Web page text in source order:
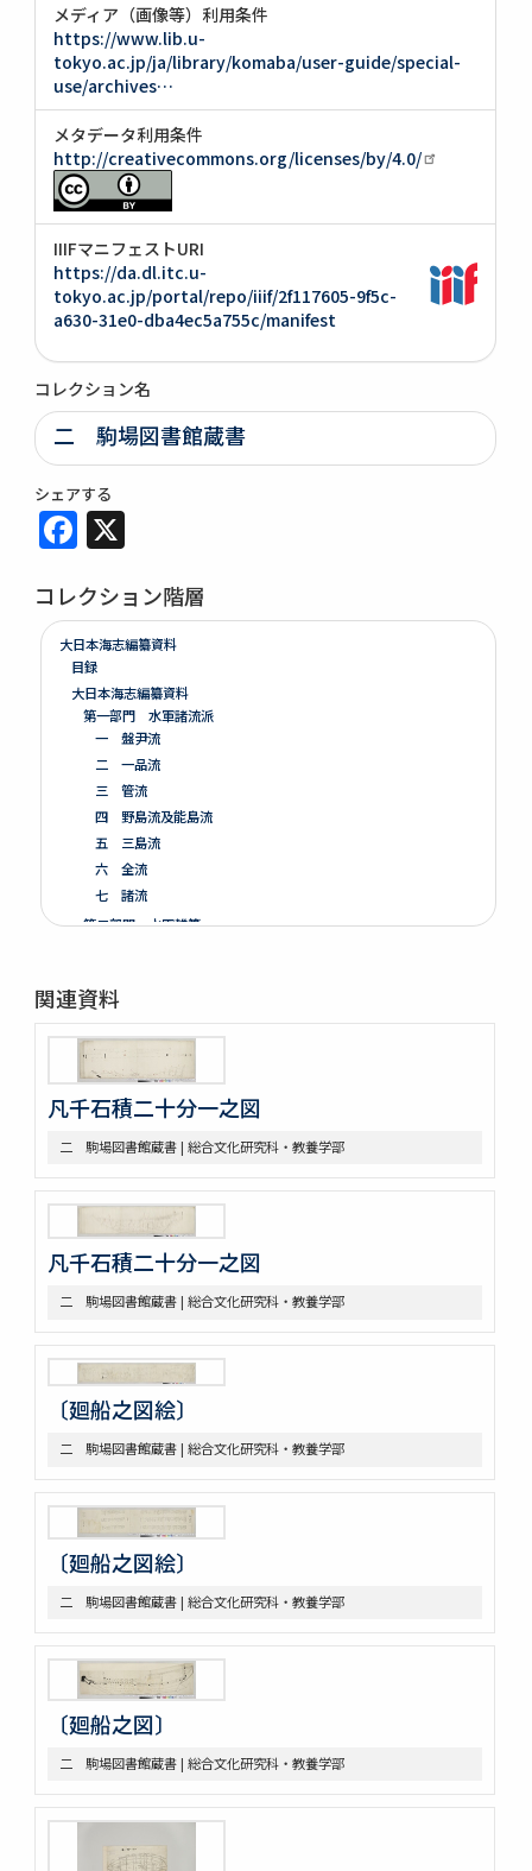
メディア（画像等）利用条件
https://www.lib.u-
tokyo.ac.jp/ja/library/komaba/user-guide/special-
use/archives…
メタデータ利用条件
http://creativecommons.org/licenses/by/4.0/
IIIFマニフェストURI
https://da.dl.itc.u-
tokyo.ac.jp/portal/repo/iiif/2f117605-9f5c-
a630-31e0-dba4ec5a755c/manifest
コレクション名
二 駒場図書館蔵書
シェアする
Facebook
コレクション階層
大日本海志編纂資料
目録
大日本海志編纂資料
第一部門 水軍諸流派
一 盤尹流
二 一品流
三 管流
四 野島流及能島流
五 三島流
六 全流
七 諸流
第二部門 水軍雑纂
二 造船
三 洋式船
第四部門 外交・海防
一 外交
二 海防
第五部門 史書雑纂
一 軍記
二 史書
第六部門 地誌
第七部門 絵画・図巻
二 図面
小船
軍船
荷船
河船
洋式船
第八部門 雑
二 陸戦
一 海軍文庫蔵書
二 駒場図書館蔵書
関連資料
凡千石積二十分一之図
二 駒場図書館蔵書 | 総合文化研究科・教養学部
凡千石積二十分一之図
二 駒場図書館蔵書 | 総合文化研究科・教養学部
〔廻船之図絵〕
二 駒場図書館蔵書 | 総合文化研究科・教養学部
〔廻船之図絵〕
二 駒場図書館蔵書 | 総合文化研究科・教養学部
〔廻船之図〕
二 駒場図書館蔵書 | 総合文化研究科・教養学部